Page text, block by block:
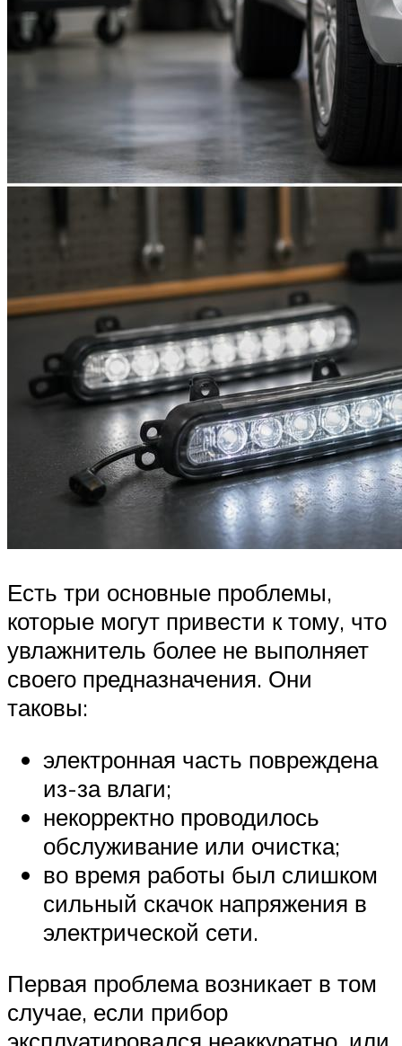
Есть три основные проблемы,
которые могут привести к тому, что
увлажнитель более не выполняет
своего предназначения. Они
таковы:
электронная часть повреждена
из-за влаги;
некорректно проводилось
обслуживание или очистка;
во время работы был слишком
сильный скачок напряжения в
электрической сети.
Первая проблема возникает в том
случае, если прибор